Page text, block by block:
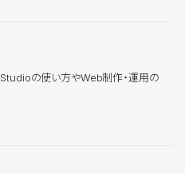
の使い方やWeb制作・運用の